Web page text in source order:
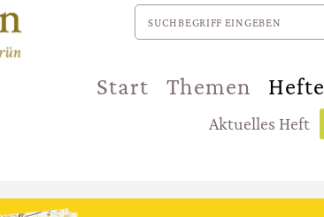
Start Themen Hefte
Aktuelles Heft